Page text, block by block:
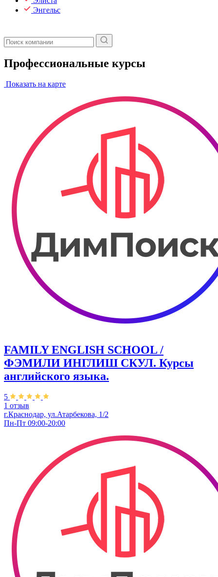
Энгельс
Профессиональные курсы
Показать на карте
FAMILY ENGLISH SCHOOL /
ФЭМИЛИ ИНГЛИШ СКУЛ. Курсы
английского языка.
5
1 отзыв
г.Краснодар, ул.Атарбекова, 1/2
Пн-Пт 09:00-20:00